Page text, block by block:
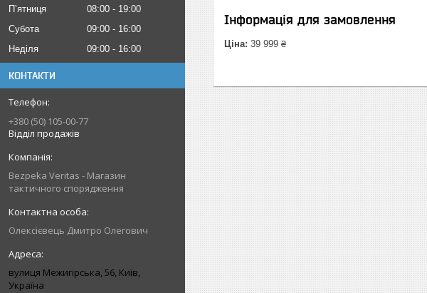
Пʼятниця
08:00
19:00
Субота
09:00
16:00
Неділя
09:00 16:00
КОНТАКТИ
+380 (50) 105-00-77
Відділ продажів
Bezpeka Veritas - Магазин
тактичного спорядження
Олексієвець Дмитро Олегович
вулиця Межигірська, 56, Київ,
Україна
Інформація для замовлення
Ціна: 39 999 ₴